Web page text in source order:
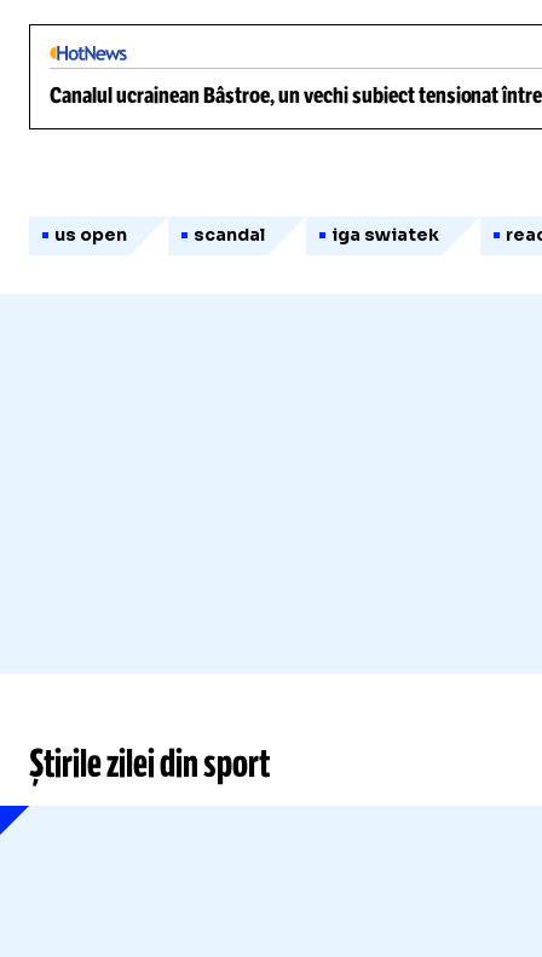
Canalul ucrainean Bâstroe, un vechi subiect tensionat
us open scandal iga swiatek
Știrile zilei din sport